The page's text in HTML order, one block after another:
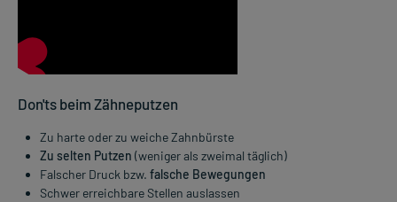
Für eine gute Zahnpflege sollten die Zahnzwischenräume täglich,
Don'ts beim Zähneputzen
Zu harte oder zu weiche Zahnbürste
Zu selten Putzen (weniger als zweimal täglich)
Falscher Druck bzw. falsche Bewegungen
Schwer erreichbare Stellen auslassen